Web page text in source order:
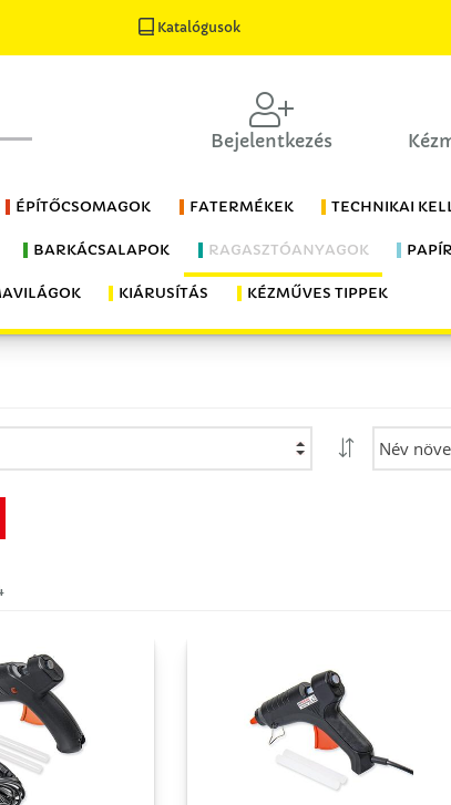
Katalógusok
Bejelentkezés
ÉPÍTŐCSOMAGOK FATERMÉKEK TECHNIKAI
BARKÁCSALAPOK RAGASZTÓANYAGOK PAPÍR
KIÁRUSÍTÁS KÉZMŰVES TIPPEK